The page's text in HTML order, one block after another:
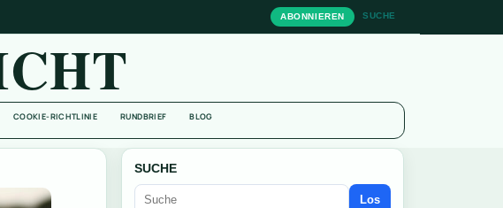
ABONNIEREN SUCHE
COOKIE-RICHTLINIE RUNDBRIEF BLOG
SUCHE
Los